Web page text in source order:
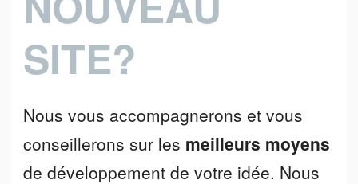
SITE?
Nous vous accompagnerons et vous
conseillerons sur les meilleurs moyens
de développement de votre idée. Nous